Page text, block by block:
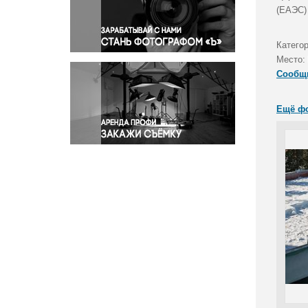
Правосудие
Происшествия и конфликты
Религия
Светская жизнь
Спорт
Экология
Экономика и бизнес
(ЕАЭС)
Место:
Ещё